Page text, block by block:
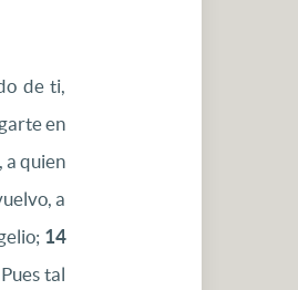
de ti,
en
a quien
a
14
Pues tal